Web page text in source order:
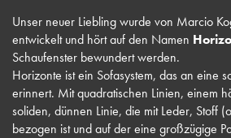
Unser neuer Liebling wurde von Marcio
entwickelt und hört auf den Namen
Schaufenster bewundert werden.
Horizonte ist ein Sofasystem, das an eine
erinnert. Mit quadratischen Linien, einem
soliden, dünnen Linie, die mit Leder, Stoff
bezogen ist und auf der eine großzügige